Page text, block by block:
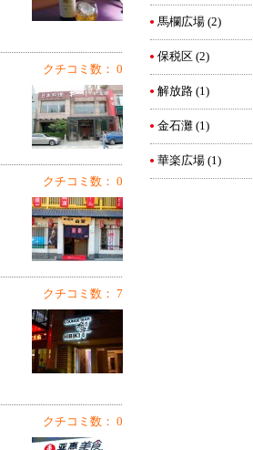
クチコミ数： 0
クチコミ数： 0
クチコミ数： 7
クチコミ数： 0
馬欄広場 (2)
保税区 (2)
解放路 (1)
金石灘 (1)
華楽広場 (1)